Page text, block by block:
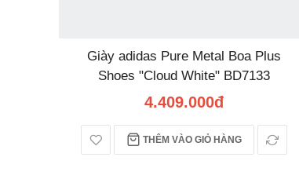
Giày adidas Pure Metal Boa Plus
Shoes "Cloud White" BD7133
4.409.000đ
THÊM VÀO GIỎ HÀNG